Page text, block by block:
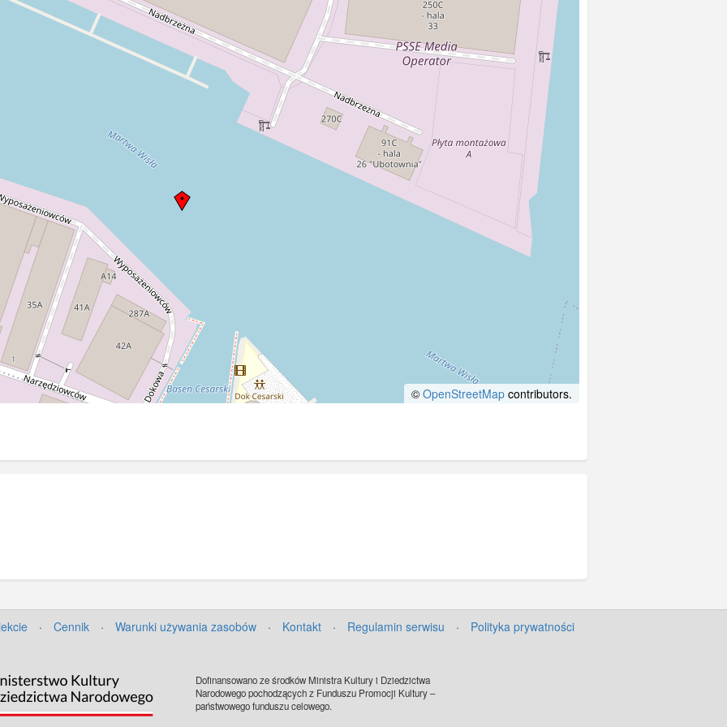
Dresden. Okładka albumu tekturowa,
kolor bordo. Na okładce znajduje się
napis Gdańsk, dane wydawcy i
ozdobne, secesyjne motywy roślinne.
© OpenStreetMap contributors.
· Cennik · Warunki używania zasobów · Kontakt · Regulamin serwisu · Polityka prywatności
Dofinansowano ze środków Ministra Kultury i Dziedzictwa
Narodowego pochodzących z Funduszu Promocji Kultury –
państwowego funduszu celowego.